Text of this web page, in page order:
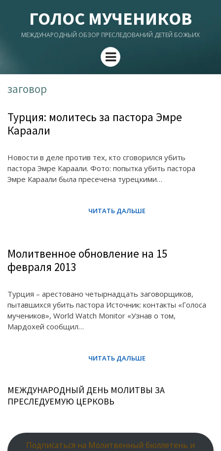
ГОЛОС МУЧЕНИКОВ
МЕЖДУНАРОДНЫЙ ОБЗОР ПРЕСЛЕДОВАНИЙ ДЕТЕЙ БОЖЬИХ
Menu
заговор
Турция: молитесь за пастора Эмре
Караали
Новости в деле против тех, кто сговорился убить
пастора Эмре Караали. Фото: попытка убить пастора
Эмре Караали была пресечена турецкими…
Молитвенное обновление на 15
февраля 2013
Турция – арестовано четырнадцать заговорщиков,
пытавшихся убить пастора Источник: контакты «Голоса
мучеников», World Watch Monitor «Узнав о том,
Мардохей сообщил…
МЕЖДУНАРОДНЫЙ ДЕНЬ МОЛИТВЫ ЗА
ПРЕСЛЕДУЕМУЮ ЦЕРКОВЬ
Подписаться на Молитвенный бюллетень и